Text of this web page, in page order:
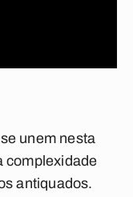
unem nesta
complexidade
antiquados.